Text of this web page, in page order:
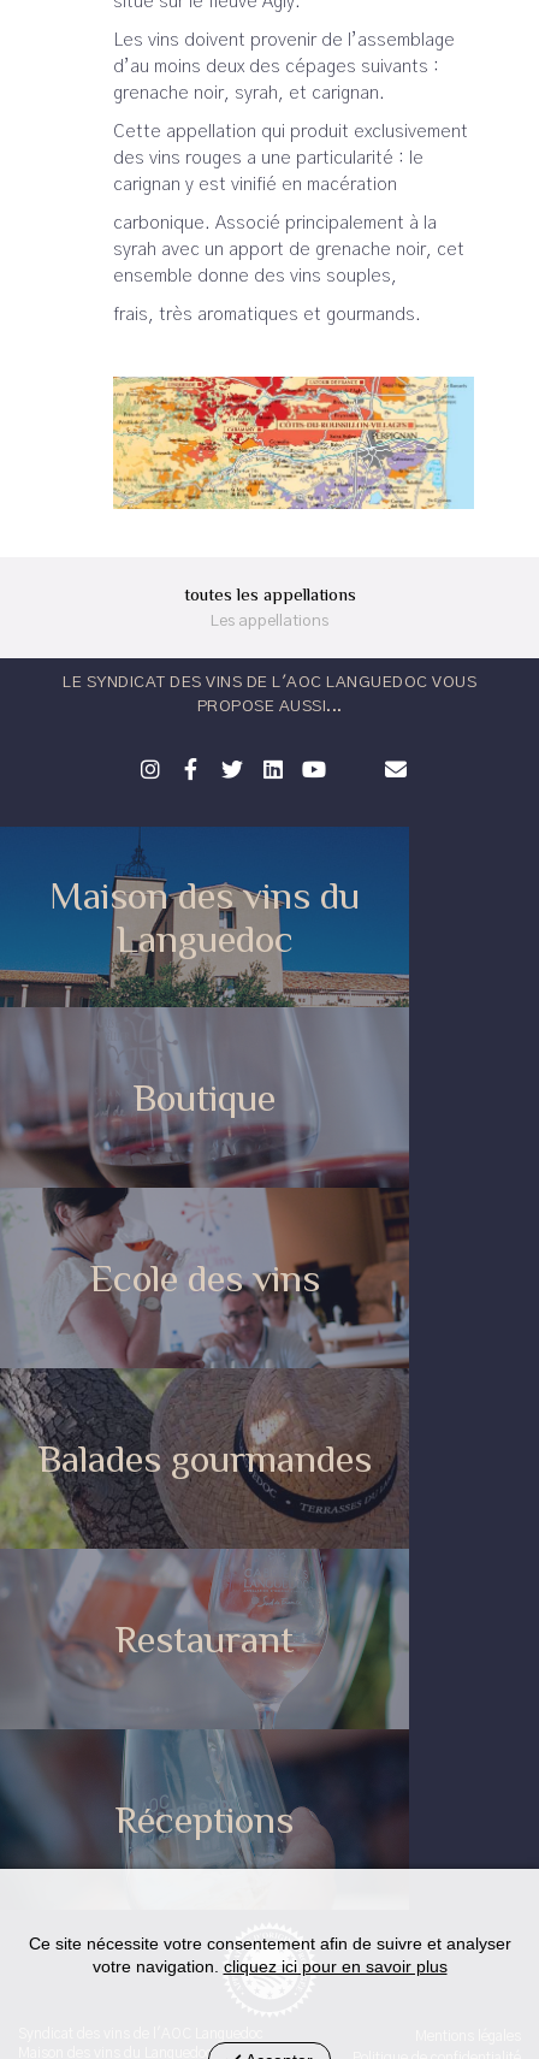
Les vins doivent provenir de l’assemblage
d’au moins deux des cépages suivants :
grenache noir, syrah, et carignan.
Cette appellation qui produit exclusivement
des vins rouges a une particularité : le
carignan y est vinifié en macération
carbonique. Associé principalement à la
syrah avec un apport de grenache noir, cet
ensemble donne des vins souples,
frais, très aromatiques et gourmands.
toutes les appellations
Les appellations
LE SYNDICAT DES VINS DE L'AOC LANGUEDOC VOUS
PROPOSE AUSSI...
Maison des vins du
Languedoc
Boutique
Ecole des vins
Balades gourmandes
Restaurant
Réceptions
Maison des vins du Languedoc
Ce site nécessite votre consentement afin de suivre et analyser
votre navigation. cliquez ici pour en savoir plus